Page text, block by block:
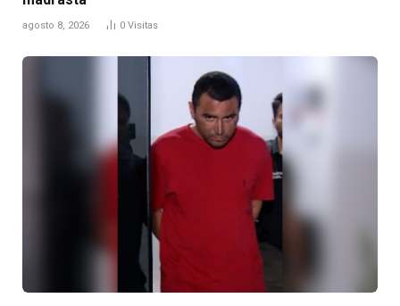
agosto 8, 2026 0 Visitas